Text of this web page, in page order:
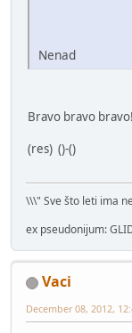
Nenad
Bravo bravo
(res) ()-()
\\\" Sve što leti ima
ex pseudonijum:
Vaci
December 08, 2012,